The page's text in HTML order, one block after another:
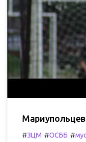
Мариупольцев
#ЗЦМ #ОСББ #